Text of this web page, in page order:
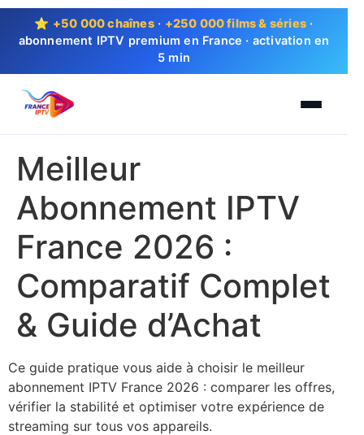
⭐ +50 000 chaînes· +250 000 films & séries ·
abonnement IPTV premium en France · activation en
5 min
Meilleur
Abonnement IPTV
France 2026 :
Comparatif Complet
& Guide d’Achat
Ce guide pratique vous aide à choisir le meilleur
abonnement IPTV France 2026 : comparer les offres,
vérifier la stabilité et optimiser votre expérience de
streaming sur tous vos appareils.